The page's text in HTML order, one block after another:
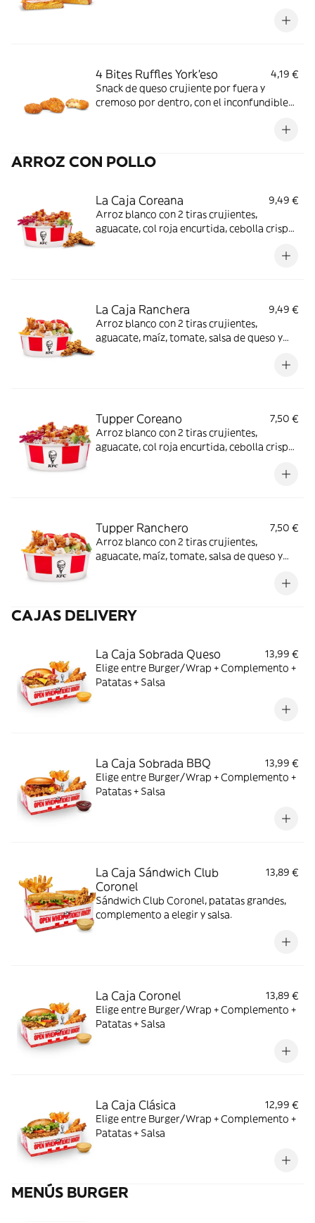
´eso, Patatas Ruffles York´eso, jamón York y
4 Bites Ruffles York'eso
4,19 €
Snack de queso crujiente por fuera y
cremoso por dentro, con el inconfundible
ARROZ CON POLLO
La Caja Coreana
9,49 €
Arroz blanco con 2 tiras crujientes,
aguacate, col roja encurtida, cebolla crispy
La Caja Ranchera
9,49 €
Arroz blanco con 2 tiras crujientes,
aguacate, maíz, tomate, salsa de queso y
Tupper Coreano
7,50 €
Arroz blanco con 2 tiras crujientes,
aguacate, col roja encurtida, cebolla crispy
Tupper Ranchero
7,50 €
Arroz blanco con 2 tiras crujientes,
aguacate, maíz, tomate, salsa de queso y
CAJAS DELIVERY
La Caja Sobrada Queso
13,99 €
Elige entre Burger/Wrap + Complemento +
Patatas + Salsa
La Caja Sobrada BBQ
13,99 €
Elige entre Burger/Wrap + Complemento +
Patatas + Salsa
La Caja Sándwich Club
Coronel
13,89 €
Sándwich Club Coronel, patatas grandes,
complemento a elegir y salsa.
La Caja Coronel
13,89 €
Elige entre Burger/Wrap + Complemento +
Patatas + Salsa
La Caja Clásica
12,99 €
Elige entre Burger/Wrap + Complemento +
Patatas + Salsa
MENÚS BURGER